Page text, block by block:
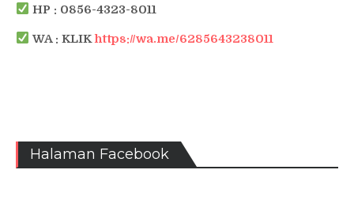
HP : 0856-4323-8011
WA : KLIKhttps://wa.me/6285643238011
Halaman Facebook